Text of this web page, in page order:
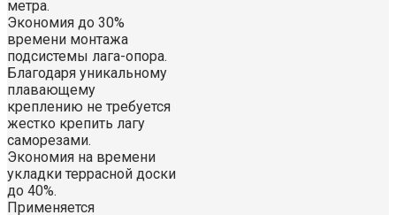
метра.
Экономия до 30%
времени монтажа
подсистемы лага-опора.
Благодаря уникальному
плавающему
креплению не требуется
жестко крепить лагу
саморезами.
Экономия на времени
укладки террасной доски
до 40%.
Применяется